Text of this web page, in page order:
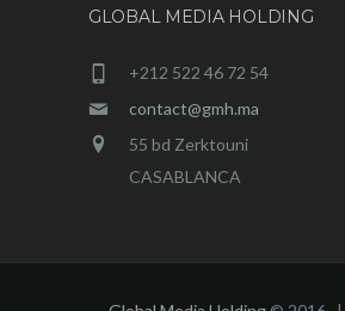
GLOBAL MEDIA HOLDING
+212 522 46 72 54
contact@gmh.ma
55 bd Zerktouni
CASABLANCA